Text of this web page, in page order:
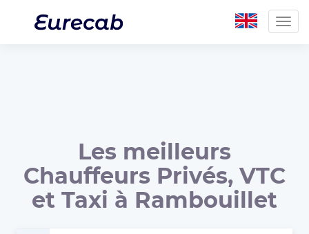
Les meilleurs
Chauffeurs Privés, VTC
et Taxi à Rambouillet